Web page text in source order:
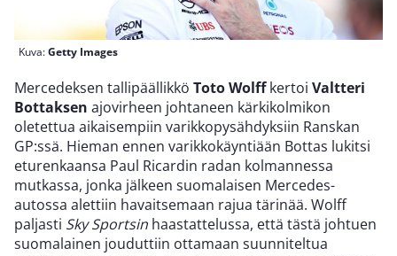
Kuva:Getty Images
Mercedeksen tallipäällikkö Toto Wolffkertoi Valtteri
Bottaksen ajovirheen johtaneen kärkikolmikon
oletettua aikaisempiin varikkopysähdyksiin Ranskan
GP:ssä. Hieman ennen varikkokäyntiään Bottas lukitsi
eturenkaansa Paul Ricardin radan kolmannessa
mutkassa, jonka jälkeen suomalaisen Mercedes-
autossa alettiin havaitsemaan rajua tärinää. Wolff
paljasti Sky Sportsin haastattelussa, että tästä johtuen
suomalainen jouduttiin ottamaan suunniteltua